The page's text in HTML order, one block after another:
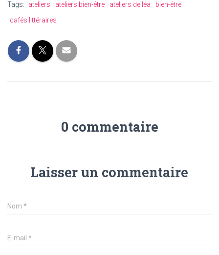
Tags: ateliers ateliers bien-être ateliers de léa
bien-être
cafés littéraires
0 commentaire
Laisser un commentaire
Nom *
E-mail *